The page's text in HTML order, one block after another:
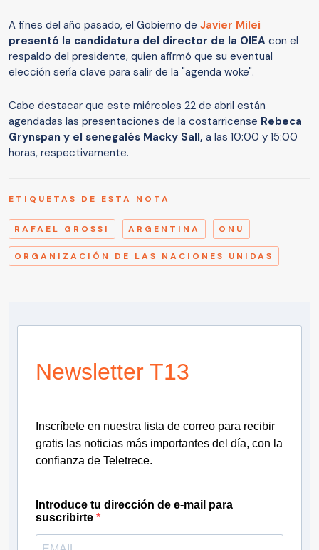
A fines del año pasado, el Gobierno de Javier Milei
presentó la candidatura del director de la OIEA con el
respaldo del presidente, quien afirmó que su eventual
elección sería clave para salir de la "agenda woke".
Cabe destacar que este miércoles 22 de abril están
agendadas las presentaciones de la costarricense Rebeca
Grynspan y el senegalés Macky Sall, a las 10:00 y 15:00
horas, respectivamente.
ETIQUETAS DE ESTA NOTA
RAFAEL GROSSI ARGENTINA ONU
ORGANIZACIÓN DE LAS NACIONES UNIDAS
Newsletter T13
Inscríbete en nuestra lista de correo para recibir
gratis las noticias más importantes del día, con la
confianza de Teletrece.
Introduce tu dirección de e-mail para
suscribirte